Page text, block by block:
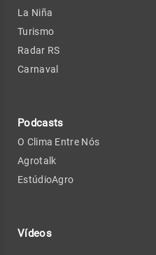
La Niña
Turismo
Radar RS
Carnaval
Podcasts
O Clima Entre Nós
Agrotalk
EstúdioAgro
Vídeos